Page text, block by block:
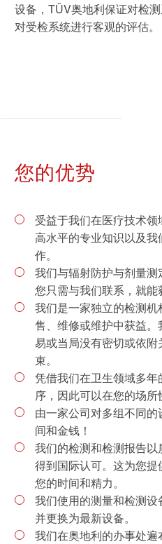
设备，TÜV奥地利保证对检测
对受检系统进行客观的评估。
您的优势
受益于我们在医疗技术
高水平的专业知识以及
作。
我们与辐射防护与剂量测
您只需与我们联系，就能
我们是一家独立的检测
售、维修或维护中获益
易或当局没有密切或依
束。
凭借我们在卫生领域多
序，因此可以在您的场所
由一家公司对多组不同
间和金钱！
我们的检测和检测报告以
得到国际认可。这为您
您的时间和精力。
我们使用的测量和检测
并更换为最新设备。
我们在奥地利的办事处